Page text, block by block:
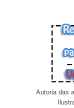
Autoria das